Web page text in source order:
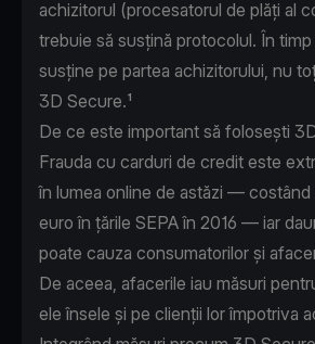
achizitorul (procesatorul de plăți al
trebuie să susțină protocolul. În
susține pe partea achizitorului, nu
3D Secure.¹
De ce este important să folosești
Frauda cu carduri de credit este
în lumea online de astăzi — costând
euro în țările SEPAîn 2016 — iar
poate cauza consumatorilor și
De aceea, afacerile iau măsuri
ele însele și pe clienții lor împotriva